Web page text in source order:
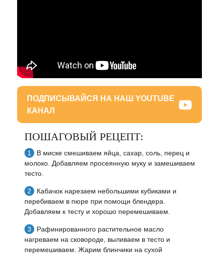
ПОДПИСЫВАЙСЯ НА НАШ YOUTUBE
КАНАЛ
ПОШАГОВЫЙ РЕЦЕПТ:
В миске смешиваем яйца, сахар, соль, перец и
молоко. Добавляем просеянную муку и замешиваем
тесто.
Кабачок нарезаем небольшими кубиками и
перебиваем в пюре при помощи блендера.
Добавляем к тесту и хорошо перемешиваем.
Рафинированного растительное масло
нагреваем на сковороде, выливаем в тесто и
перемешиваем. Жарим блинчики на сухой